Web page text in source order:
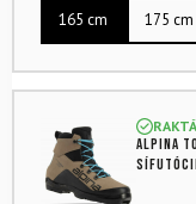
165 cm
175 cm
ALPINA